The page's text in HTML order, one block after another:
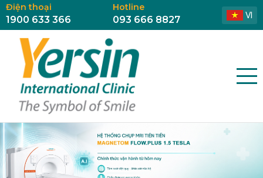
Điện thoại
1900 633 366
Hotline
093 666 8827 VI